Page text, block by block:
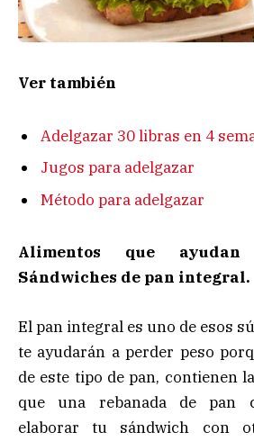
Ver también
Adelgazar 30 libras en 4
Jugos para adelgazar
Método para adelgazar
Alimentos que
Sándwiches de pan integral.
El pan integral es uno de esos
te ayudarán a perder peso
de este tipo de pan, contienen
que una rebanada de pan
elaborar tu sándwich con